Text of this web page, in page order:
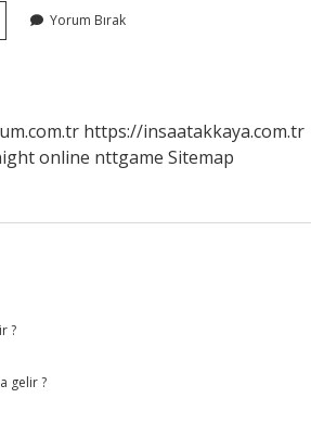
Yorum Bırak
https://insaatakkaya.com.tr
online nttgame Sitemap
?
gelir ?